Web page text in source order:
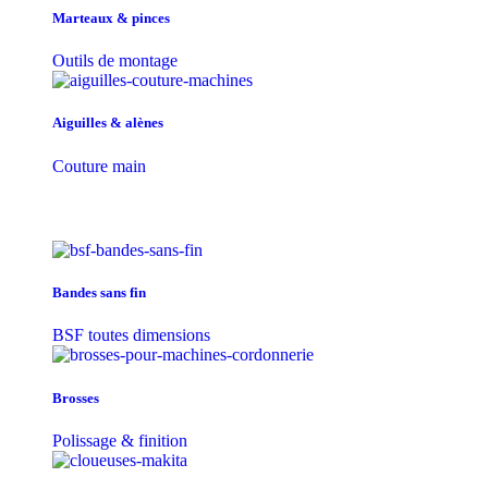
Marteaux & pinces
Outils de montage
Aiguilles & alènes
Couture main
Bandes sans fin
BSF toutes dimensions
Brosses
Polissage & finition